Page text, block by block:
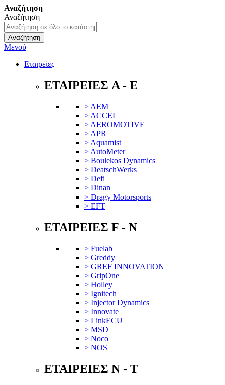
Αναζήτηση
Αναζήτηση
Αναζήτηση
Μενού
Εταιρείες
ΕΤΑΙΡΕΙΕΣ A - E
> AEM
> ACCEL
> AEROMOTIVE
> APR
> Aquamist
> AutoMeter
> Boulekos Dynamics
> DeatschWerks
> Defi
> Dinan
> Dragy Motorsports
> EFT
ΕΤΑΙΡΕΙΕΣ F - N
> Fuelab
> Greddy
> GREF INNOVATION
> GripOne
> Holley
> Ignitech
> Injector Dynamics
> Innovate
> LinkECU
> MSD
> Noco
> NOS
ΕΤΑΙΡΕΙΕΣ N - T